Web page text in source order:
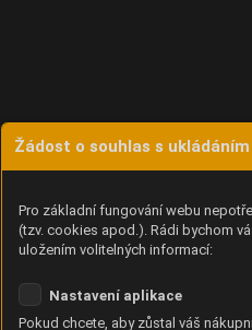
Žádost o souhlas s
Pro základní fungování webu
(tzv. cookies apod.). Rádi bychom
uložením volitelných informací:
Nastavení aplikace
Pokud chcete, aby zůstal váš